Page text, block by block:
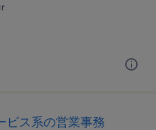
ビス系の営業事務